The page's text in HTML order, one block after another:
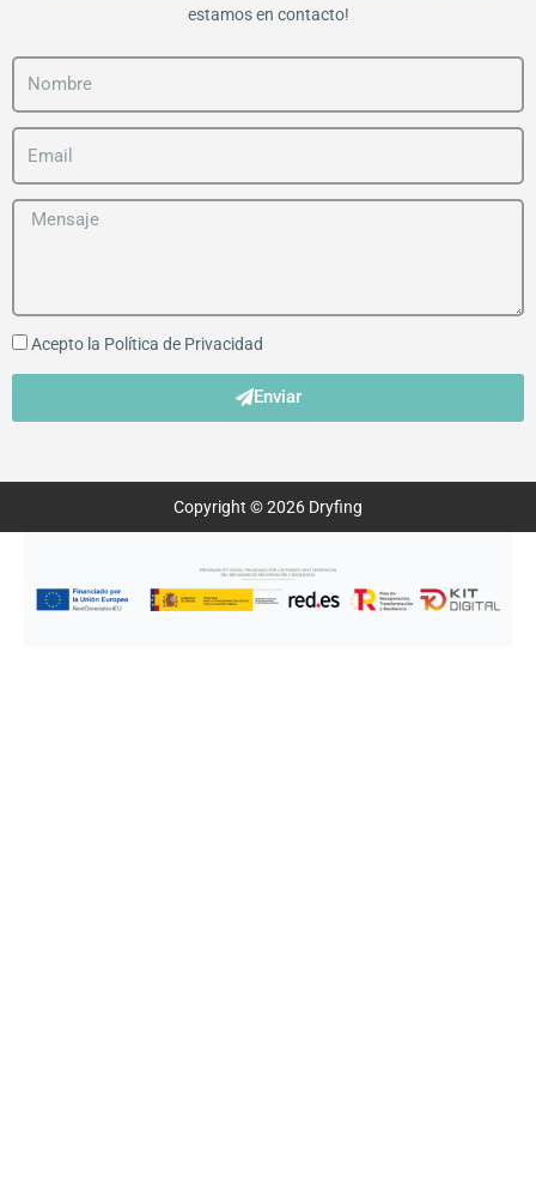
estamos en contacto!
Acepto la Política de Privacidad
Enviar
Copyright © 2026 Dryfing